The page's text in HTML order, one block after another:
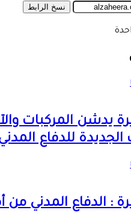
نسخ الرابط
يدشن المركبات
للدفاع المدني
: الدفاع المدني من